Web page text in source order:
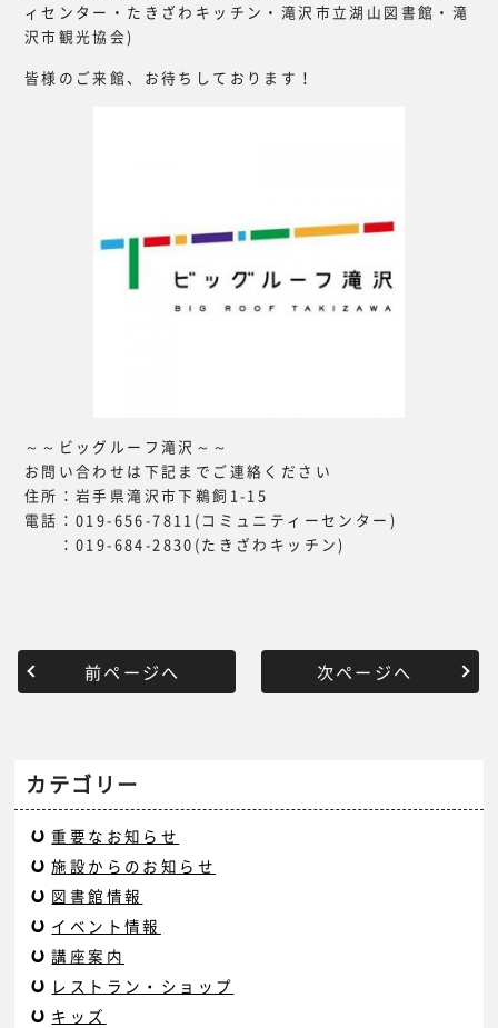
ィセンター・たきざわキッチン・滝沢市立湖山図書館・滝
沢市観光協会)
皆様のご来館、お待ちしております！
～～ビッグルーフ滝沢～～
お問い合わせは下記までご連絡ください
住所：岩手県滝沢市下鵜飼1-15
電話：019-656-7811(コミュニティーセンター)
：019-684-2830(たきざわキッチン)
前ページへ 次ページへ
カテゴリー
重要なお知らせ
施設からのお知らせ
図書館情報
イベント情報
講座案内
レストラン・ショップ
キッズ